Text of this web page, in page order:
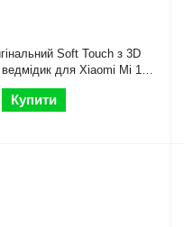
Soft Touch з 3D
для Xiaomi Mi 11
захист камери)
Купити